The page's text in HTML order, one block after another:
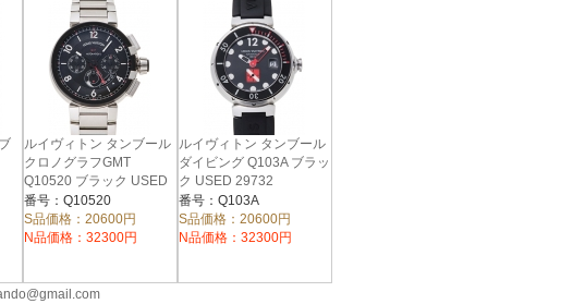
ルイヴィトン タンブール
クロノグラフGMT
Q10520 ブラック USED
32602
番号：Q10520
S品価格：20600円
N品価格：32300円
ルイヴィトン タンブール
ダイビング Q103A ブラッ
ク USED 29732
番号：Q103A
S品価格：20600円
N品価格：32300円